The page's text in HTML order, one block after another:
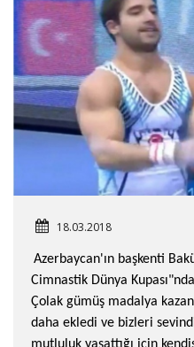
18.03.2018
Azerbaycan'ın başkenti
Cimnastik Dünya
Çolak gümüş madalya
daha ekledi ve bizleri
mutluluk yaşattığı için